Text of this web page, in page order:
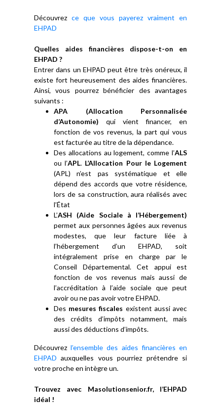
Découvrez ce que vous payerez vraiment en
EHPAD
Quelles aides financières dispose-t-on en
EHPAD ?
Entrer dans un EHPAD peut être très onéreux, il
existe fort heureusement des aides financières.
Ainsi, vous pourrez bénéficier des avantages
suivants :
APA (Allocation Personnalisée
d’Autonomie) qui vient financer, en
fonction de vos revenus, la part qui vous
est facturée au titre de la dépendance.
Des allocations au logement, comme l’ALS
ou l’APL. L’Allocation Pour le Logement
(APL) n’est pas systématique et elle
dépend des accords que votre résidence,
lors de sa construction, aura réalisés avec
l’État
L’ASH (Aide Sociale à l’Hébergement)
permet aux personnes âgées aux revenus
modestes, que leur facture liée à
l’hébergement d’un EHPAD, soit
intégralement prise en charge par le
Conseil Départemental. Cet appui est
fonction de vos revenus mais aussi de
l’accréditation à l’aide sociale que peut
avoir ou ne pas avoir votre EHPAD.
Des mesures fiscales existent aussi avec
des crédits d’impôts notamment, mais
aussi des déductions d’impôts.
Découvrezl’ensemble des aides financières en
EHPADauxquelles vous pourriez prétendre si
votre proche en intègre un.
Trouvez avec Masolutionsenior.fr, l’EHPAD
idéal !